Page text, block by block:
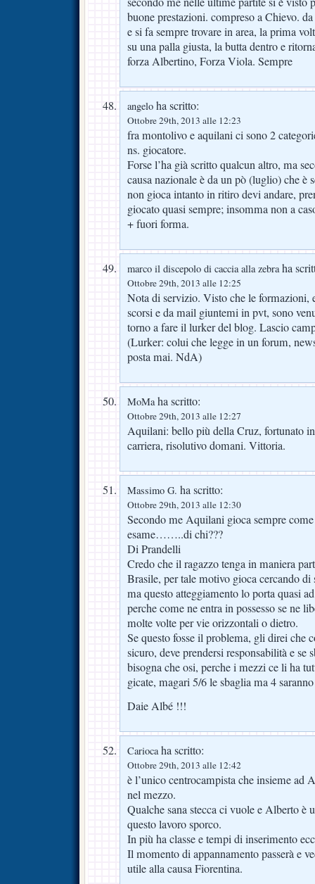
buone prestazioni. compreso a Chievo.
e si fa sempre trovare in area, la prima
su una palla giusta, la butta dentro e
forza Albertino, Forza Viola. Sempre
angelo ha scritto:
Ottobre 29th, 2013 alle 12:23
fra montolivo e aquilani ci sono 2
ns. giocatore.
Forse l’ha già scritto qualcun altro, ma
causa nazionale è da un pò (luglio) che è
non gioca intanto in ritiro devi andare,
giocato quasi sempre; insomma non a
+ fuori forma.
marco il discepolo di caccia alla zebraha
Ottobre 29th, 2013 alle 12:25
Nota di servizio. Visto che le formazioni,
scorsi e da mail giuntemi in pvt, sono
torno a fare il lurker del blog. Lascio
(Lurker: colui che legge in un forum,
posta mai. NdA)
MoMaha scritto:
Ottobre 29th, 2013 alle 12:27
Aquilani: bello più della Cruz, fortunato
carriera, risolutivo domani. Vittoria.
Massimo G. ha scritto:
Ottobre 29th, 2013 alle 12:30
Secondo me Aquilani gioca sempre come
esame……..di chi???
Di Prandelli
Credo che il ragazzo tenga in maniera
Brasile, per tale motivo gioca cercando
ma questo atteggiamento lo porta quasi
perche come ne entra in possesso se ne
molte volte per vie orizzontali o dietro.
Se questo fosse il problema, gli direi che
sicuro, deve prendersi responsabilità e se
bisogna che osi, perche i mezzi ce li ha
gicate, magari 5/6 le sbaglia ma 4
Daie Albé !!!
Cariocaha scritto:
Ottobre 29th, 2013 alle 12:42
è l’unico centrocampista che insieme ad
nel mezzo.
Qualche sana stecca ci vuole e Alberto è
questo lavoro sporco.
In più ha classe e tempi di inserimento
Il momento di appannamento passerà e
utile alla causa Fiorentina.